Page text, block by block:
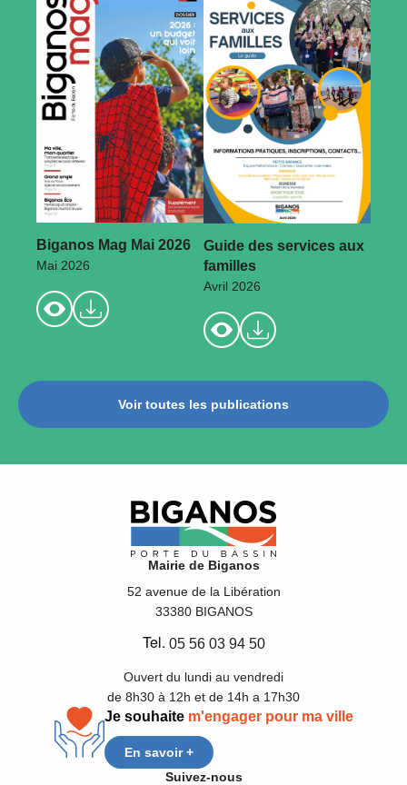
Biganos Mag Mai 2026
Mai 2026
Guide des services aux
familles
Avril 2026
Voir toutes les publications
Mairie de Biganos
52 avenue de la Libération
33380 BIGANOS
Tel. 05 56 03 94 50
Ouvert du lundi au vendredi
de 8h30 à 12h et de 14h a 17h30
Je souhaite m'engager pour ma ville
En savoir +
Suivez-nous